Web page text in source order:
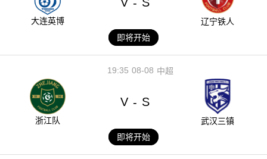
大连英博
V - S
辽宁铁人
即将开始
08-08
19:35 中超
浙江队
V - S
武汉三镇
即将开始